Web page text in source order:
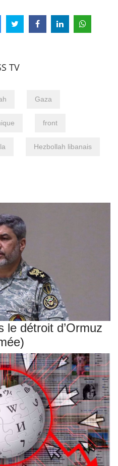
TV
Gaza
front
Hezbollah libanais
le détroit d’Ormuz